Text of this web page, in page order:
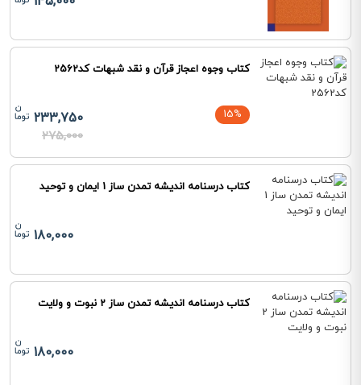
کتاب وجوه اعجاز قرآن و نقد شبهات کد2562
15%
233,750
275,000
کتاب درسنامه اندیشه تمدن ساز 1 ایمان و توحید
180,000
کتاب درسنامه اندیشه تمدن ساز 2 نبوت و ولایت
180,000